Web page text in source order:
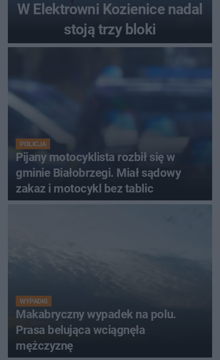
W Elektrowni Kozienice nadal
stoją trzy bloki
POLICJA
Pijany motocyklista rozbił się w
gminie Białobrzegi. Miał sądowy
zakaz i motocykl bez tablic
WYPADKI
Makabryczny wypadek na polu.
Prasa belująca wciągnęła
mężczyznę